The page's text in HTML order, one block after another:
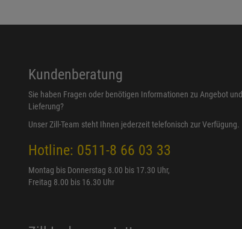
Kundenberatung
Sie haben Fragen oder benötigen Informationen zu Angebot und
Lieferung?
Unser Zill-Team steht Ihnen jederzeit telefonisch zur Verfügung.
Hotline: 0511-8 66 03 33
Montag bis Donnerstag 8.00 bis 17.30 Uhr,
Freitag 8.00 bis 16.30 Uhr